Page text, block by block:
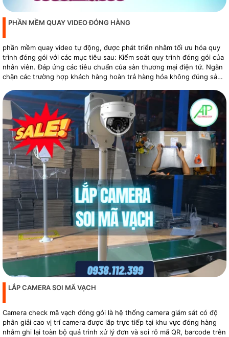
PHẦN MỀM QUAY VIDEO ĐÓNG HÀNG
phần mềm quay video tự động, được phát triển nhằm tối ưu hóa quy
trình đóng gói với các mục tiêu sau: Kiểm soát quy trình đóng gói của
nhân viên. Đáp ứng các tiêu chuẩn của sàn thương mại điện tử. Ngăn
chặn các trường hợp khách hàng hoàn trả hàng hóa không đúng sản
LẮP CAMERA SOI MÃ VẠCH
Camera check mã vạch đóng gói là hệ thống camera giám sát có độ
phân giải cao vị trí camera được lắp trực tiếp tại khu vực đóng hàng
nhằm ghi lại toàn bộ quá trình xử lý đơn và soi rõ mã QR, barcode trên